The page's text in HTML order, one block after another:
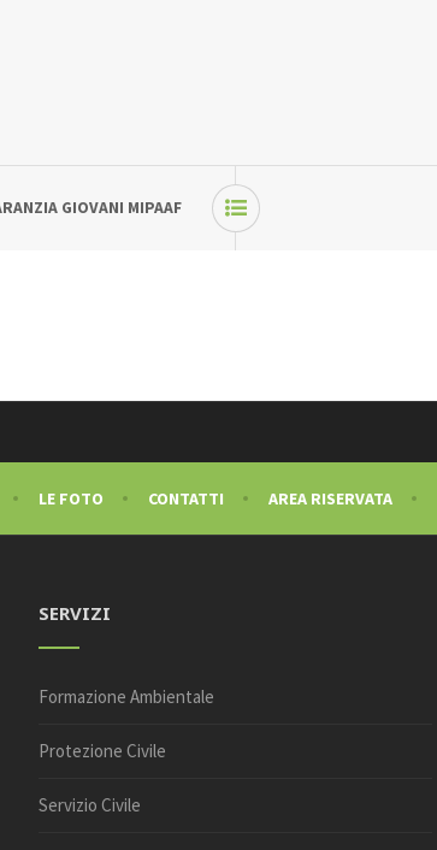
GIOVANI MIPAAF
LE FOTO CONTATTI AREA RISERVATA
SERVIZI
Formazione Ambientale
Protezione Civile
Servizio Civile